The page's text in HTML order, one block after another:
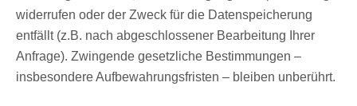
widerrufen oder der Zweck für die Datenspeicherung
entfällt (z.B. nach abgeschlossener Bearbeitung Ihrer
Anfrage). Zwingende gesetzliche Bestimmungen –
insbesondere Aufbewahrungsfristen – bleiben unberührt.